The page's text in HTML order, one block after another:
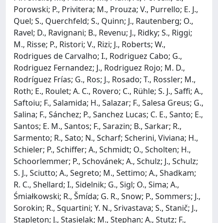
Porowski; P., Privitera; M., Prouza; V., Purrello; E. J.,
Quel; S., Querchfeld; S., Quinn; J., Rautenberg; O.,
Ravel; D., Ravignani; B., Revenu; J., Ridky; S., Riggi;
M., Risse; P., Ristori; V., Rizi; J., Roberts; W.,
Rodrigues de Carvalho; I., Rodriguez Cabo; G.,
Rodriguez Fernandez; J., Rodriguez Rojo; M. D.,
Rodríguez Frías; G., Ros; J., Rosado; T., Rossler; M.,
Roth; E., Roulet; A. C., Rovero; C., Rühle; S. J., Saffi; A.,
Saftoiu; F., Salamida; H., Salazar; F., Salesa Greus; G.,
Salina; F., Sánchez; P., Sanchez Lucas; C. E., Santo; E.,
Santos; E. M., Santos; F., Sarazin; B., Sarkar; R.,
Sarmento; R., Sato; N., Scharf; Scherini, Viviana; H.,
Schieler; P., Schiffer; A., Schmidt; O., Scholten; H.,
Schoorlemmer; P., Schovánek; A., Schulz; J., Schulz;
S. J., Sciutto; A., Segreto; M., Settimo; A., Shadkam;
R. C., Shellard; I., Sidelnik; G., Sigl; O., Sima; A.,
Śmiałkowski; R., Šmída; G. R., Snow; P., Sommers; J.,
Sorokin; R., Squartini; Y. N., Srivastava; S., Stanič; J.,
Stapleton; J., Stasielak; M., Stephan; A., Stutz; F.,